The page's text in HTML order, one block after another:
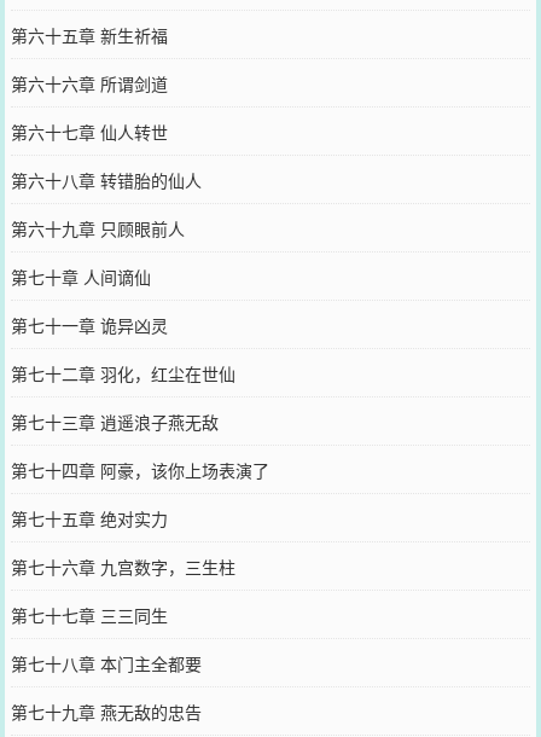
第六十五章 新生祈福
第六十六章 所谓剑道
第六十七章 仙人转世
第六十八章 转错胎的仙人
第六十九章 只顾眼前人
第七十章 人间谪仙
第七十一章 诡异凶灵
第七十二章 羽化，红尘在世仙
第七十三章 逍遥浪子燕无敌
第七十四章 阿豪，该你上场表演了
第七十五章 绝对实力
第七十六章 九宫数字，三生柱
第七十七章 三三同生
第七十八章 本门主全都要
第七十九章 燕无敌的忠告